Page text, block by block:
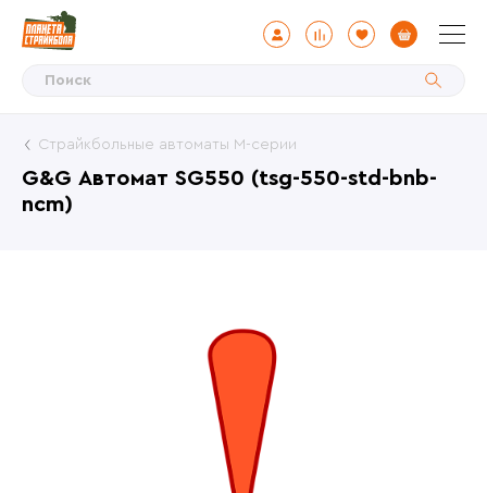
G&G Автомат SG550 (tsg-550-std-bnb-
ncm)
Страйкбольные автоматы М-серии